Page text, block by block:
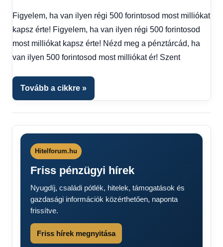
Gazdaság,
Hírek,
Hírek
Figyelem, ha van ilyen régi 500 forintosod most milliókat
kapsz érte! Figyelem, ha van ilyen régi 500 forintosod
most milliókat kapsz érte! Nézd meg a pénztárcád, ha
van ilyen 500 forintosod most milliókat ér! Szent
Tovább a cikkre
Hitelforum.hu
Friss pénzügyi hírek
Nyugdíj, családi pótlék, hitelek, támogatások és
gazdasági információk közérthetően, naponta
frissítve.
Friss hírek megnyitása